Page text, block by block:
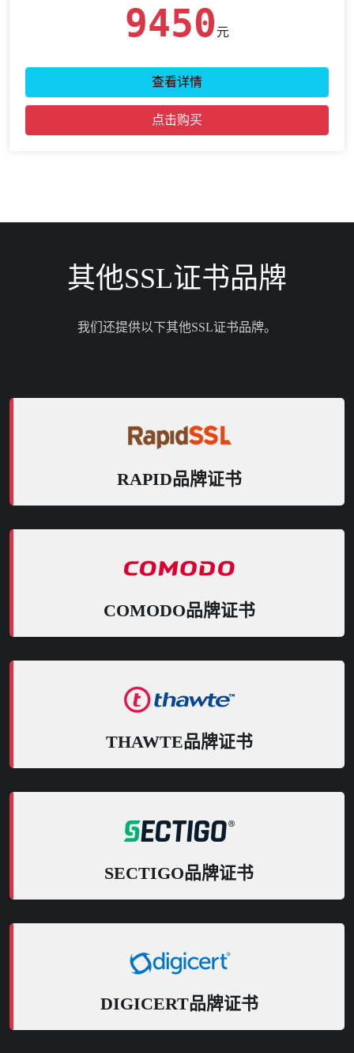
9450 元
查看详情
点击购买
其他SSL证书品牌
我们还提供以下其他SSL证书品牌。
RAPID品牌证书
COMODO品牌证书
THAWTE品牌证书
SECTIGO品牌证书
DIGICERT品牌证书